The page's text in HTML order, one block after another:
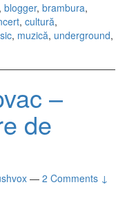
, blogger, brambura,
, cultură,
, muzică, underground,
–
de
— 2 Comments ↓